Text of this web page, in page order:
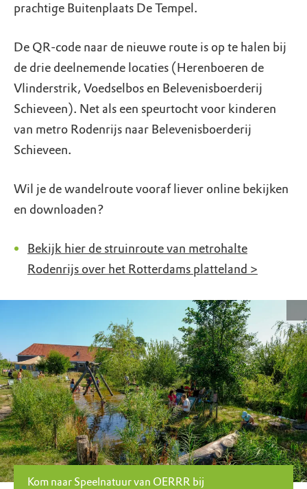
prachtige Buitenplaats De Tempel.
De QR-code naar de nieuwe route is op te halen bij
de drie deelnemende locaties (Herenboeren de
Vlinderstrik, Voedselbos en Belevenisboerderij
Schieveen). Net als een speurtocht voor kinderen
van metro Rodenrijs naar Belevenisboerderij
Schieveen.
Wil je de wandelroute vooraf liever online bekijken
en downloaden?
Bekijk hier de struinroute van metrohalte
Rodenrijs over het Rotterdams platteland >
Kom naar Speelnatuur van OERRR bij